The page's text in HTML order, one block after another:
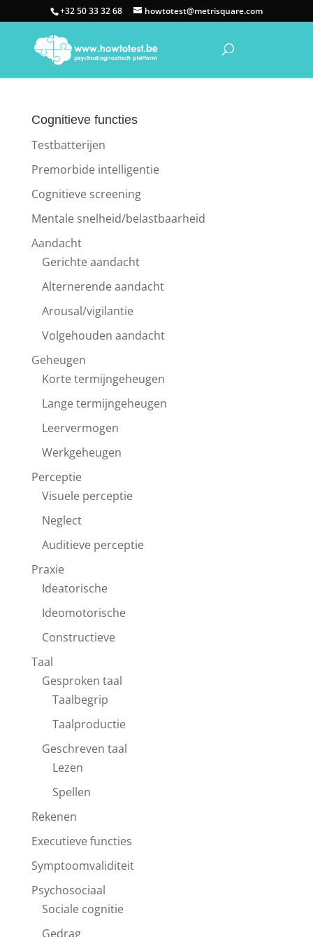
+32 50 33 32 68 howtotest@metrisquare.com
Cognitieve functies
Testbatterijen
Premorbide intelligentie
Cognitieve screening
Mentale snelheid/belastbaarheid
Aandacht
Gerichte aandacht
Alternerende aandacht
Arousal/vigilantie
Volgehouden aandacht
Geheugen
Korte termijngeheugen
Lange termijngeheugen
Leervermogen
Werkgeheugen
Perceptie
Visuele perceptie
Neglect
Auditieve perceptie
Praxie
Ideatorische
Ideomotorische
Constructieve
Taal
Gesproken taal
Taalbegrip
Taalproductie
Geschreven taal
Lezen
Spellen
Rekenen
Executieve functies
Symptoomvaliditeit
Psychosociaal
Sociale cognitie
Gedrag